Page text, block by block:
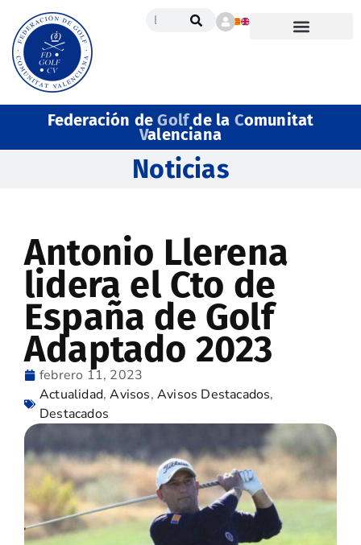
Federación deGolfde la Comunitat
Valenciana
Noticias
Antonio Llerena
lidera el Cto de
España de Golf
Adaptado 2023
febrero 11, 2023
Actualidad,Avisos,Avisos Destacados,
Destacados